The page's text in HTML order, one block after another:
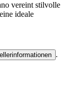
vereint stilvolle
ideale
.